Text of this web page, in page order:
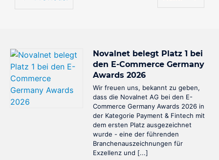
Anrufen und Bezahlen
Online/In-Store/Mobile POS-Zahlungen
Novalnet belegt Platz 1 bei
den E-Commerce Germany
Awards 2026
Wir freuen uns, bekannt zu geben,
dass die Novalnet AG bei den E-
Commerce Germany Awards 2026 in
der Kategorie Payment & Fintech mit
dem ersten Platz ausgezeichnet
wurde - eine der führenden
Branchenauszeichnungen für
Exzellenz und [...]